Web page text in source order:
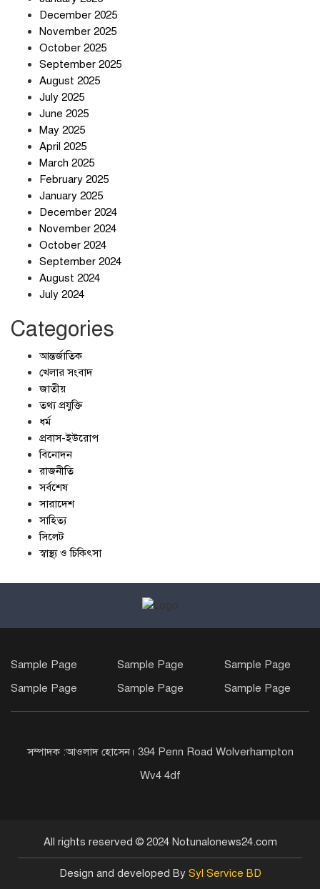
December 2025
November 2025
October 2025
September 2025
August 2025
July 2025
June 2025
May 2025
April 2025
March 2025
February 2025
January 2025
December 2024
November 2024
October 2024
September 2024
August 2024
July 2024
Categories
আন্তর্জাতিক
খেলার সংবাদ
জাতীয়
তথ্য প্রযুক্তি
ধর্ম
প্রবাস-ইউরোপ
বিনোদন
রাজনীতি
সর্বশেষ
সারাদেশ
সাহিত্য
সিলেট
স্বাস্থ্য ও চিকিৎসা
Sample Page Sample Page
Sample Page
Sample Page
Sample Page Sample Page
সম্পাদক :আওলাদ হোসেন। 394 Penn Road Wolverhampton
Wv4 4df
All rights reserved © 2024 Notunalonews24.com
Design and developed By Syl Service BD